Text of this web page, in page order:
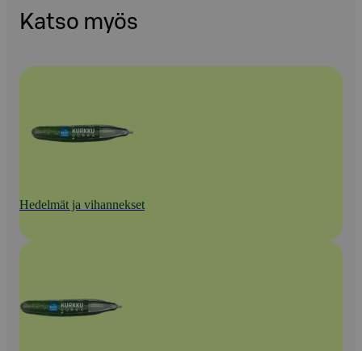
Katso myös
Hedelmät ja vihannekset